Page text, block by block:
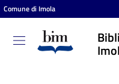
Vai al contenuto
Vai alla navigazione
Vai al footer
Comune di Imola
Biblioteca
comunale